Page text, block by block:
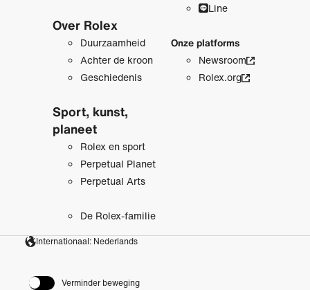
Over Rolex
Duurzaamheid
Achter de kroon
Geschiedenis
Sport, kunst,
planeet
Rolex en sport
Perpetual Planet
Perpetual Arts
De Rolex-familie
Line
Onze platforms
Newsroom
Rolex.org
Internationaal: Nederlands
Verminder beweging